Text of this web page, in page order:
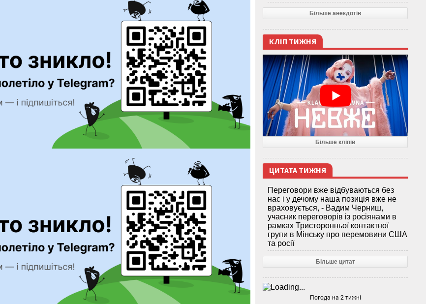
Більше анекдотів
КЛІП ТИЖНЯ
Більше кліпів
ЦИТАТА ТИЖНЯ
Переговори вже відбуваються без
нас і у дечому наша позиція вже не
враховується, - Вадим Черниш,
учасник переговорів із росіянами в
рамках Тристоронньої контактної
групи в Мінську про перемовини США
та росії
Більше цитат
Погода на 2 тижні